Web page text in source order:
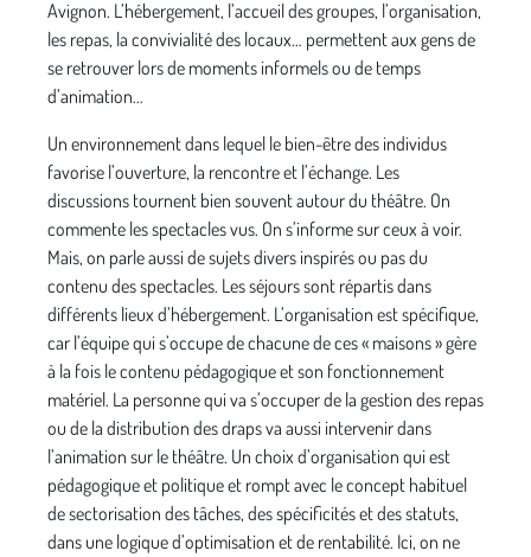
Avignon. L’hébergement, l’accueil des groupes, l’organisation,
les repas, la convivialité des locaux… permettent aux gens de
se retrouver lors de moments informels ou de temps
d’animation…
Un environnement dans lequel le bien-être des individus
favorise l’ouverture, la rencontre et l’échange. Les
discussions tournent bien souvent autour du théâtre. On
commente les spectacles vus. On s’informe sur ceux à voir.
Mais, on parle aussi de sujets divers inspirés ou pas du
contenu des spectacles. Les séjours sont répartis dans
différents lieux d’hébergement. L’organisation est spécifique,
car l’équipe qui s’occupe de chacune de ces « maisons » gère
à la fois le contenu pédagogique et son fonctionnement
matériel. La personne qui va s’occuper de la gestion des repas
ou de la distribution des draps va aussi intervenir dans
l’animation sur le théâtre. Un choix d’organisation qui est
pédagogique et politique et rompt avec le concept habituel
de sectorisation des tâches, des spécificités et des statuts,
dans une logique d’optimisation et de rentabilité. Ici, on ne